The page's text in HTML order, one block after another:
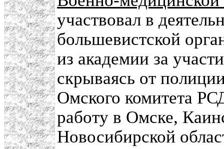
участвовал в
большевистской
из академии за
скрываясь от
Омского комитета
работу в Омске,
Новосибирской